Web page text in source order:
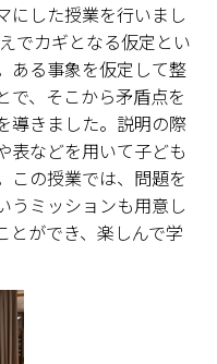
にした授業を行いまし
でカギとなる仮定とい
ある事象を仮定して整
で、そこから矛盾点を
導きました。説明の際
表などを用いて子ども
この授業では、問題を
うミッションも用意し
とができ、楽しんで学